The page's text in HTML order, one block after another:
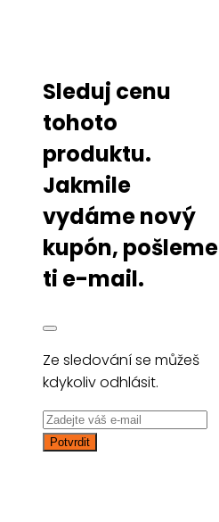
Sleduj cenu
tohoto
produktu.
Jakmile
vydáme nový
kupón, pošleme
ti e-mail.
Ze sledování se můžeš
kdykoliv odhlásit.